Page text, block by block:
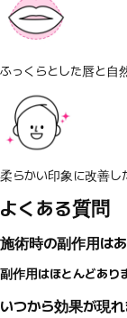
ふっくらとした唇と自
柔らかい印象に改善し
よくある質問
施術時の副作用は
副作用はほとんどあり
いつから効果が現れ